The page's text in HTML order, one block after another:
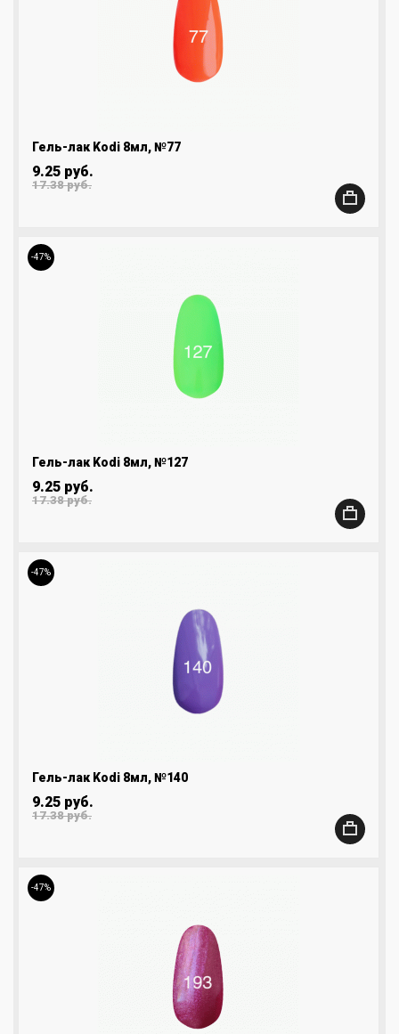
Гель-лак Kodi 8мл, №77
9.25 руб.
17.38 руб.
-47%
Гель-лак Kodi 8мл, №127
9.25 руб.
17.38 руб.
-47%
Гель-лак Kodi 8мл, №140
9.25 руб.
17.38 руб.
-47%